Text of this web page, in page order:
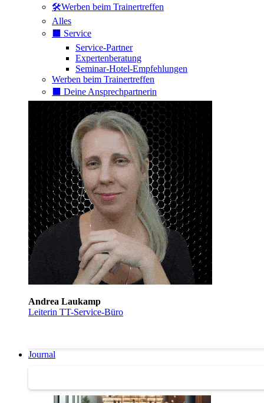
🛠️Werben beim Trainertreffen
Alles
⬛️ Service
Service-Partner
Expertenberatung
Seminar-Hotel-Empfehlungen
Werben beim Trainertreffen
⬛️ Deine Ansprechpartnerin
Andrea Laukamp
Leiterin TT-Service-Büro
Journal